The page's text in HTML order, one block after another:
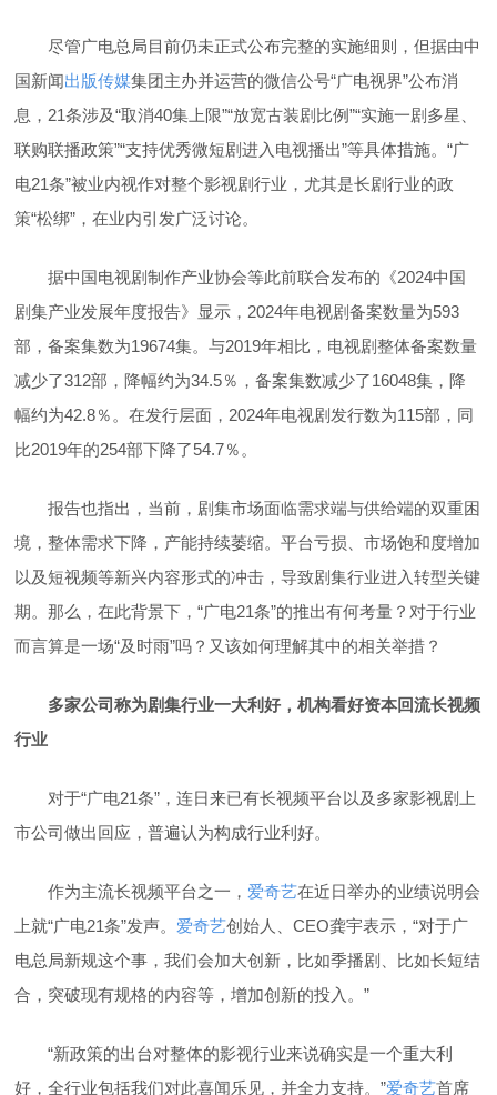
尽管广电总局目前仍未正式公布完整的实施细则，但据由中
国新闻出版传媒集团主办并运营的微信公号“广电视界”公布消
息，21条涉及“取消40集上限”“放宽古装剧比例”“实施一剧多星、
联购联播政策”“支持优秀微短剧进入电视播出”等具体措施。“广
电21条”被业内视作对整个影视剧行业，尤其是长剧行业的政
策“松绑”，在业内引发广泛讨论。
据中国电视剧制作产业协会等此前联合发布的《2024中国
剧集产业发展年度报告》显示，2024年电视剧备案数量为593
部，备案集数为19674集。与2019年相比，电视剧整体备案数量
减少了312部，降幅约为34.5％，备案集数减少了16048集，降
幅约为42.8％。在发行层面，2024年电视剧发行数为115部，同
比2019年的254部下降了54.7％。
报告也指出，当前，剧集市场面临需求端与供给端的双重困
境，整体需求下降，产能持续萎缩。平台亏损、市场饱和度增加
以及短视频等新兴内容形式的冲击，导致剧集行业进入转型关键
期。那么，在此背景下，“广电21条”的推出有何考量？对于行业
而言算是一场“及时雨”吗？又该如何理解其中的相关举措？
多家公司称为剧集行业一大利好，机构看好资本回流长视频
行业
对于“广电21条”，连日来已有长视频平台以及多家影视剧上
市公司做出回应，普遍认为构成行业利好。
作为主流长视频平台之一， 爱奇艺在近日举办的业绩说明会
上就“广电21条”发声。 爱奇艺创始人、CEO龚宇表示，“对于广
电总局新规这个事，我们会加大创新，比如季播剧、比如长短结
合，突破现有规格的内容等，增加创新的投入。”
“新政策的出台对整体的影视行业来说确实是一个重大利
好，全行业包括我们对此喜闻乐见，并全力支持。”爱奇艺首席